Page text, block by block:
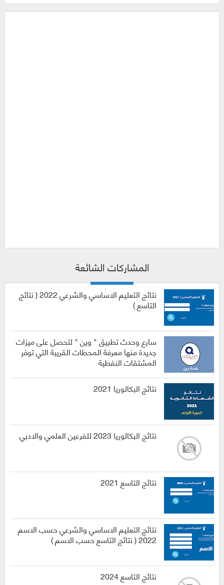
المشاركات الشائعة
نتائج التعليم الاساسي والشرعي 2022 ( نتائج
التاسع )
سارع وحدث تطبيق " وين " لتحصل على ميزات
جديدة منها معرفة المحطات القريبة التي توفر
المشتقات النفطية
نتائج البكالوريا 2021
نتائج البكالوريا 2023 للفرعين العلمي والادبي
نتائج التاسع 2021
نتائج التعليم الاساسي والشرعي حسب الاسم
2022 ( نتائج التاسع حسب الاسم )
نتائج التاسع 2024